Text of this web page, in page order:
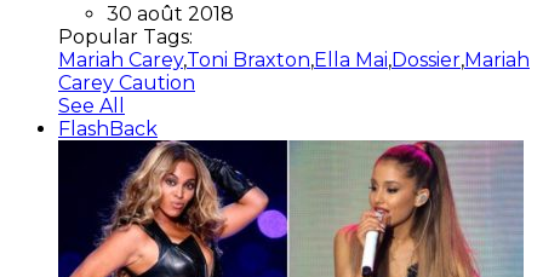
30 août 2018
Popular Tags:
Mariah Carey,Toni Braxton,Ella Mai,Dossier,Mariah
Carey Caution
See All
FlashBack